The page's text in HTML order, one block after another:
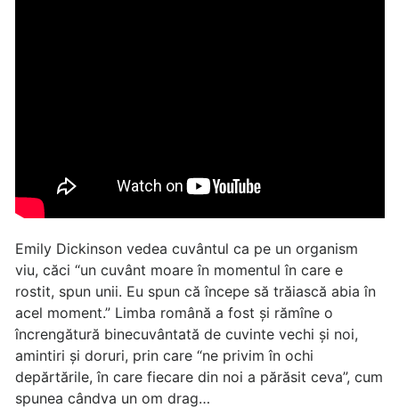
Emily Dickinson vedea cuvântul ca pe un organism
viu, căci “un cuvânt moare în momentul în care e
rostit, spun unii. Eu spun că începe să trăiască abia în
acel moment.” Limba română a fost și rămîne o
încrengătură binecuvântată de cuvinte vechi și noi,
amintiri și doruri, prin care “ne privim în ochi
depărtările, în care fiecare din noi a părăsit ceva”, cum
spunea cândva un om drag…